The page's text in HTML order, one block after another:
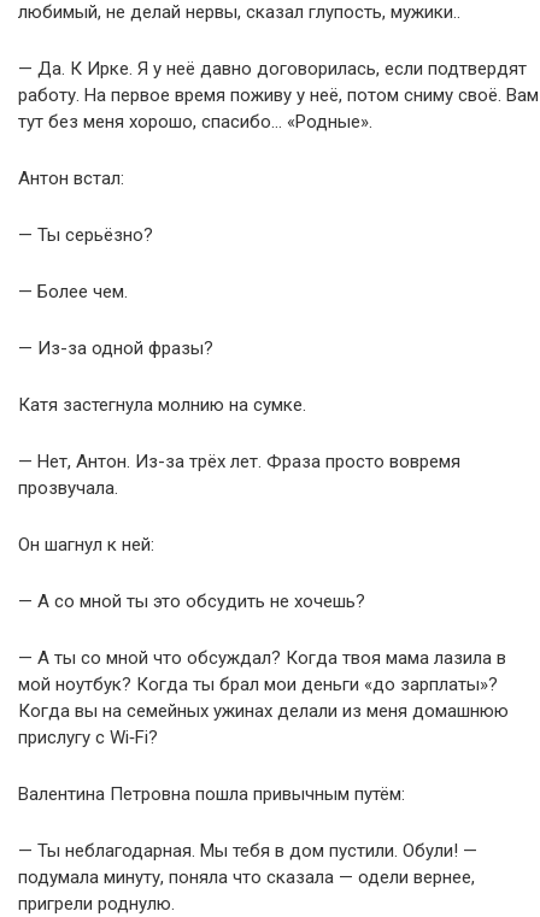
любимый, не делай нервы, сказал глупость, мужики..
— Да. К Ирке. Я у неё давно договорилась, если подтвердят
работу. На первое время поживу у неё, потом сниму своё. Вам
тут без меня хорошо, спасибо… «Родные».
Антон встал:
— Ты серьёзно?
— Более чем.
— Из-за одной фразы?
Катя застегнула молнию на сумке.
— Нет, Антон. Из-за трёх лет. Фраза просто вовремя
прозвучала.
Он шагнул к ней:
— А со мной ты это обсудить не хочешь?
— А ты со мной что обсуждал? Когда твоя мама лазила в
мой ноутбук? Когда ты брал мои деньги «до зарплаты»?
Когда вы на семейных ужинах делали из меня домашнюю
прислугу с Wi‑Fi?
Валентина Петровна пошла привычным путём:
— Ты неблагодарная. Мы тебя в дом пустили. Обули! —
подумала минуту, поняла что сказала — одели вернее,
пригрели роднулю.